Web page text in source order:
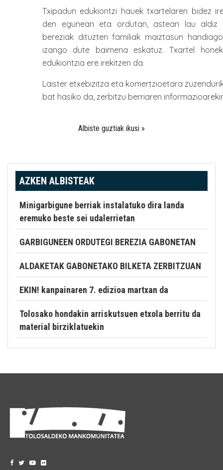
Txipadun edukiontzi hauek txartelaren bidez
den egunean eta ordutan, astean lau aldiz
bereziak dituzten familiak maiztasun
izango dute baimena eskatuz. Txartel
edukiontzia ere irekitzen da.
Laister etxebizitza eta komertzioetara
bat hasiko da, zerbitzu berriaren
Albiste guztiak ikusi »
AZKEN ALBISTEAK
Minigarbigune berriak instalatuko dira landa
eremuko beste sei udalerrietan
GARBIGUNEEN ORDUTEGI BEREZIA GABONETAN
ALDAKETAK GABONETAKO BILKETA ZERBITZUAN
EKIN! kanpainaren 7. edizioa martxan da
Tolosako hondakin arriskutsuen etxola berritu da
material birziklatuekin